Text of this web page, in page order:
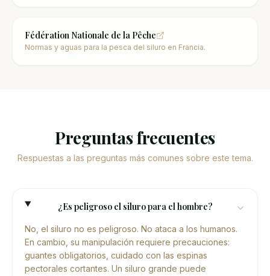
Fédération Nationale de la Pêche
Normas y aguas para la pesca del siluro en Francia.
Preguntas frecuentes
Respuestas a las preguntas más comunes sobre este tema.
¿Es peligroso el siluro para el hombre?
No, el siluro no es peligroso. No ataca a los humanos.
En cambio, su manipulación requiere precauciones:
guantes obligatorios, cuidado con las espinas
pectorales cortantes. Un siluro grande puede